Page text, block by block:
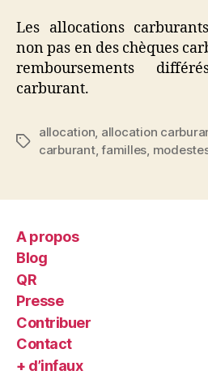
Les allocations
non pas en des chèques
remboursements
carburant.
Étiquettes
allocation, allocation
carburant,familles,
A propos
Blog
QR
Presse
Contribuer
Contact
+ d’infaux